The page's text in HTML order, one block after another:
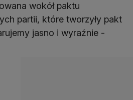
wokół paktu
partii, które tworzyły pakt
jasno i wyraźnie -